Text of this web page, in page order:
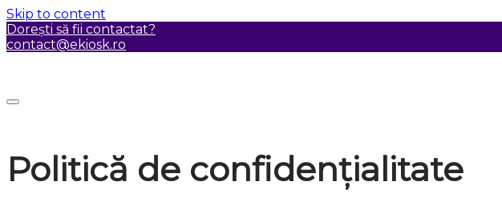
Skip to content
Dorești să fii contactat?
contact@ekiosk.ro
Politică de confidențialitate